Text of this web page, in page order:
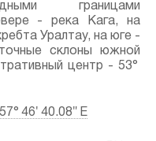
границами
- река Кага, на
Уралтау, на юге -
склоны южной
центр - 53°
46′ 40.08″ E